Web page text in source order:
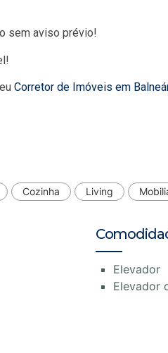
sem aviso prévio!
Corretor de Imóveis em
Cozinha Living
Elevador
Elevador